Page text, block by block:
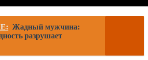
Жадный мужчина:
разрушает